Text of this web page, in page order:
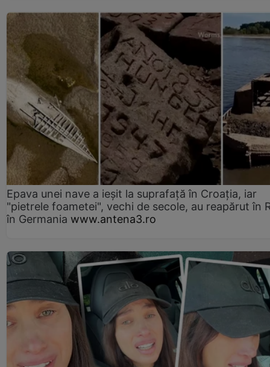
Epava unei nave a ieșit la suprafață în Croația, iar
"pietrele foametei", vechi de secole, au reapărut în
în Germania www.antena3.ro